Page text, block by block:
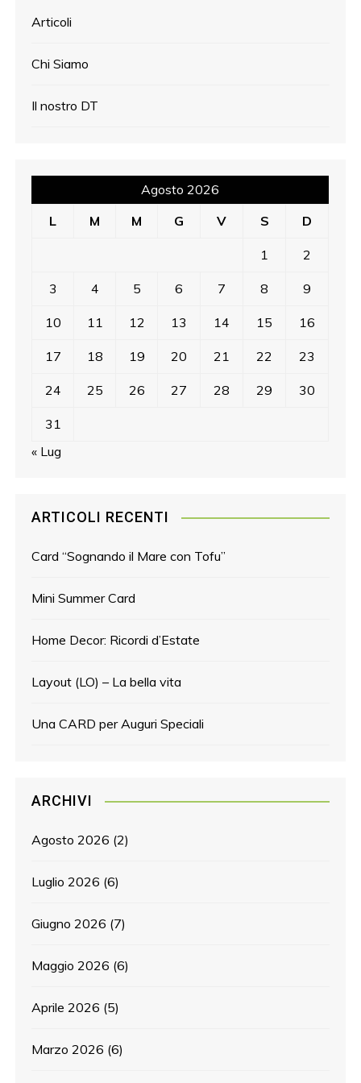
Articoli
Chi Siamo
Il nostro DT
Agosto 2026
L
M M G V S D
1 2
3 4 5 6 7 8 9
10 11 12 13 14 15 16
17 18 19 20 21 22 23
24 25 26 27 28 29 30
31
« Lug
ARTICOLI RECENTI
Card “Sognando il Mare con Tofu”
Mini Summer Card
Home Decor: Ricordi d’Estate
Layout (LO) – La bella vita
Una CARD per Auguri Speciali
ARCHIVI
Agosto 2026 (2)
Luglio 2026 (6)
Giugno 2026 (7)
Maggio 2026 (6)
Aprile 2026 (5)
Marzo 2026 (6)